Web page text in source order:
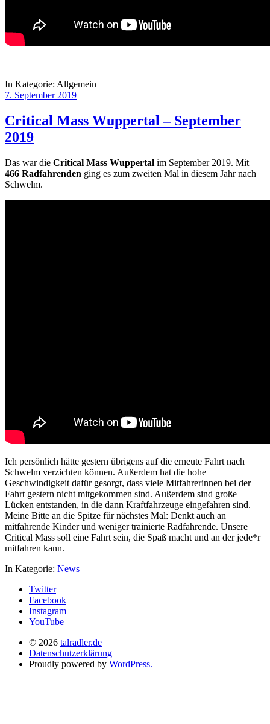
In Kategorie: Allgemein
7. September 2019
Critical Mass Wuppertal – September
2019
Das war die Critical Mass Wuppertal im September 2019. Mit
466 Radfahrenden ging es zum zweiten Mal in diesem Jahr nach
Schwelm.
Ich persönlich hätte gestern übrigens auf die erneute Fahrt nach
Schwelm verzichten können. Außerdem hat die hohe
Geschwindigkeit dafür gesorgt, dass viele Mitfahrerinnen bei der
Fahrt gestern nicht mitgekommen sind. Außerdem sind große
Lücken entstanden, in die dann Kraftfahrzeuge eingefahren sind.
Meine Bitte an die Spitze für nächstes Mal: Denkt auch an
mitfahrende Kinder und weniger trainierte Radfahrende. Unsere
Critical Mass soll eine Fahrt sein, die Spaß macht und an der jede*r
mitfahren kann.
In Kategorie: News
Twitter
Facebook
Instagram
YouTube
© 2026 talradler.de
Datenschutzerklärung
Proudly powered by WordPress.